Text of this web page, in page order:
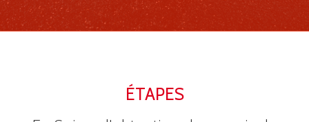
ÉTAPES